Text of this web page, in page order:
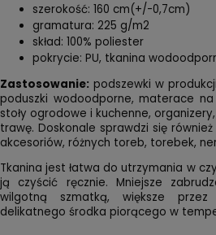
szerokość: 160 cm(+/-0,7cm)
gramatura: 225 g/m2
skład: 100% poliester
pokrycie: PU, tkanina
Zastosowanie: podszewki w
poduszki wodoodporne, materace
stoły ogrodowe i kuchenne,
trawę. Doskonale sprawdzi się
akcesoriów, różnych toreb, torebek,
Tkanina jest łatwa do utrzymania w
ją czyścić ręcznie. Mniejsze
wilgotną szmatką, większe
delikatnego środka piorącego w